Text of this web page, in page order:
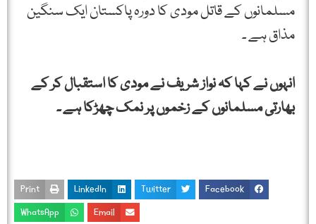
مسلمانوں کے قاتل مودی کا دورہ پاکستان ایک سنگین
مذاق ہے ۔
انہوں نے کہا کہ نواز شریف نے مودی کا استقبال کر کے
بھارتی مسلمانوں کے زخموں پر نمک چھڑکا ہے ۔
Facebook
Twitter
LinkedIn
Print
Email
WhatsApp